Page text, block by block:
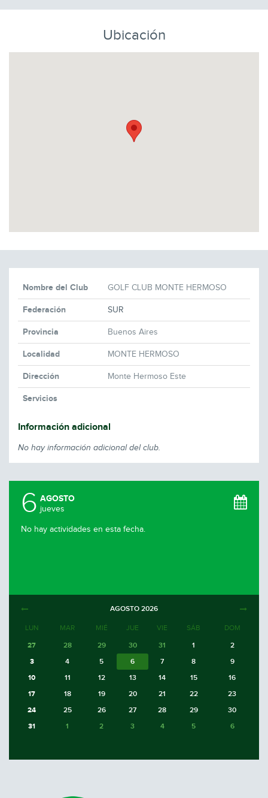
Ubicación
Nombre del Club GOLF CLUB MONTE HERMOSO
Federación SUR
Provincia Buenos Aires
Localidad MONTE HERMOSO
Dirección Monte Hermoso Este
Servicios
Información adicional
No hay información adicional del club.
6 AGOSTO
jueves
No hay actividades en esta fecha.
AGOSTO 2026
LUN MAR MIÉ JUE VIE SÁB DOM
27 28 29 30 31 1
2
3
4 5 6 7 8
9
10
11 12 13 14 15
16
17
18 19 20 21 22
23
24
25 26 27 28 29
30
31
1 2 3 4 5 6